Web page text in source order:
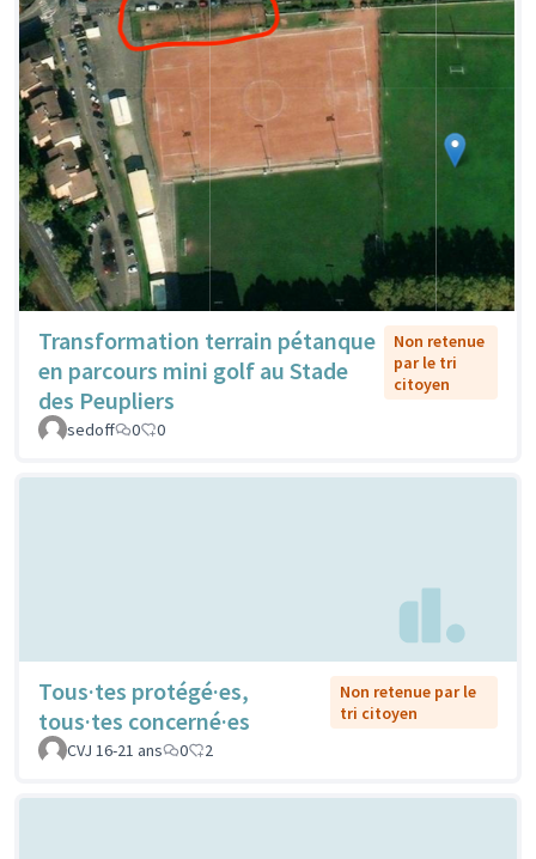
Transformation terrain pétanque
en parcours mini golf au Stade
des Peupliers
Non retenue
par le tri
citoyen
sedoff 0 0
Tous·tes protégé·es,
tous·tes concerné·es
Non retenue par le
tri citoyen
CVJ 16-21 ans
0 2